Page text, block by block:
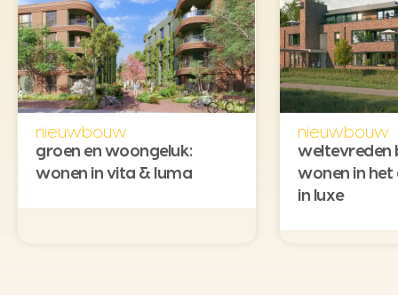
nieuwbouw
groen en woongeluk:
wonen in vita & luma
nieuwbouw
weltevreden
wonen in het
in luxe